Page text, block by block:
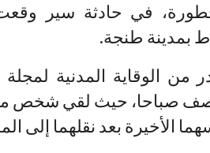
في حادثة سير
بمدينة طنجة.
الوقاية المدنية لمجلة
صباحا، حيث لقي شخص
الأخيرة بعد نقلهما إلى